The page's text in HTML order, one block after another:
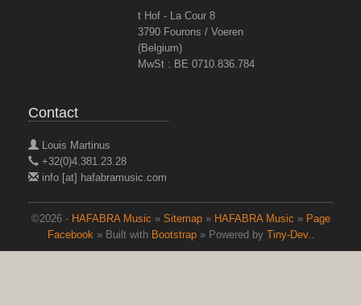
t Hof - La Cour 8
3790 Fourons / Voeren
(Belgium)
MwSt : BE 0710.836.784
Contact
Louis Martinus
+32(0)4.381.23.28
info [at] hafabramusic.com
©2026 - HAFABRA Music » Sitemap» HAFABRA Music » Page
Facebook» Built with Bootstrap» Powered by Tiny-Dev..